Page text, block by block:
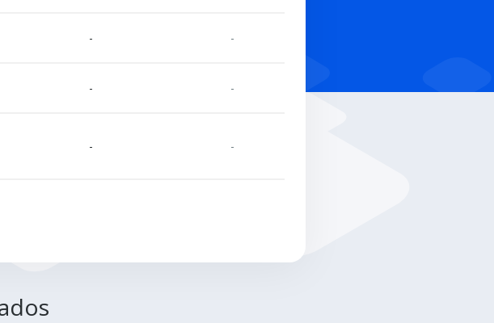
- -
- -
- -